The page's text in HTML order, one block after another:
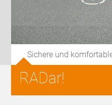
Sichere und
RADar!